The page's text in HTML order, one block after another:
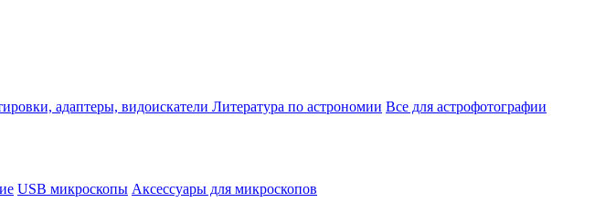
адаптеры, видоискатели Литература по астрономии Все для астрофотографии
USB микроскопы Аксессуары для микроскопов